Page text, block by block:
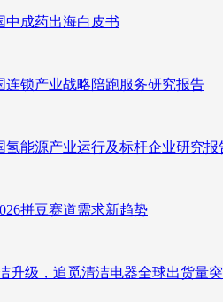
中成药出海白皮书
连锁产业战略陪跑服务研究报告
氢能源产业运行及标杆企业研究报
拼豆赛道需求新趋势
升级，追觅清洁电器全球出货量